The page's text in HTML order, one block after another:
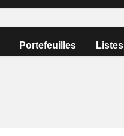
Portefeuilles Listes